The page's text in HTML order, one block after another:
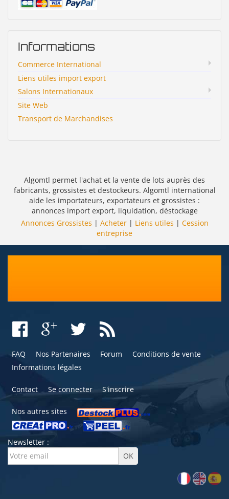
Informations
Commerce International
Liens utiles import export
Salons Internationaux
Site Web
Transport de Marchandises
Algomtl permet l'achat et la vente de lots auprès des
fabricants, grossistes et destockeurs. Algomtl international
aide les importateurs, exportateurs et grossistes :
annonces import export, liquidation, déstockage
Annonces Grossistes | Acheter| Liens utiles | Cession
entreprise
FAQ Nos Partenaires Forum
Conditions de vente
Informations légales
Contact Se connecter S'inscrire
Nos autres sites
Newsletter :